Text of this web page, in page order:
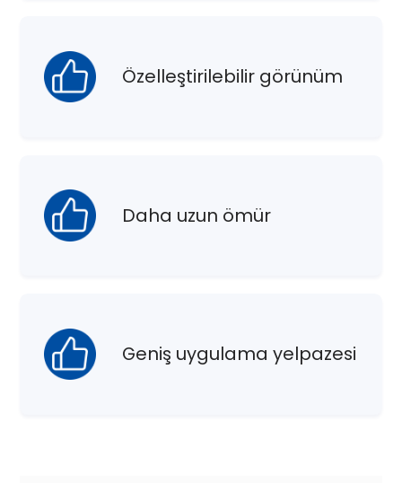
Özelleştirilebilir görünüm
Daha uzun ömür
Geniş uygulama yelpazesi